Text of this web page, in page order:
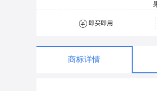
即买即用
商标详情